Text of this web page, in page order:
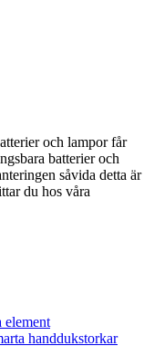
och lampor får
batterier och
såvida detta är
du hos våra
element
handdukstorkar